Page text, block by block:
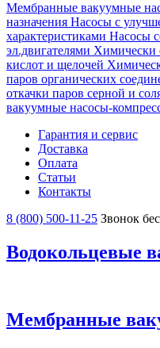
Мембранные вакуумные
назначения Насосы с
характеристиками Насосы
эл.двигателями Химически
кислот и щелочей
паров органических
откачки паров серной и
вакуумные насосы-
Гарантия и сервис
Доставка
Оплата
Статьи
Контакты
8 (800) 500-11-25 Звонок
Водокольцевые
Мембранные